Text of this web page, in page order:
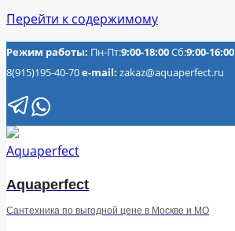
Перейти к содержимому
Режим работы: Пн-Пт:9:00-18:00Сб:9:00-16:00
8(915)195-40-70e-mail: zakaz@aquaperfect.ru
Aquaperfect
Сантехника по выгодной цене в Москве и МО